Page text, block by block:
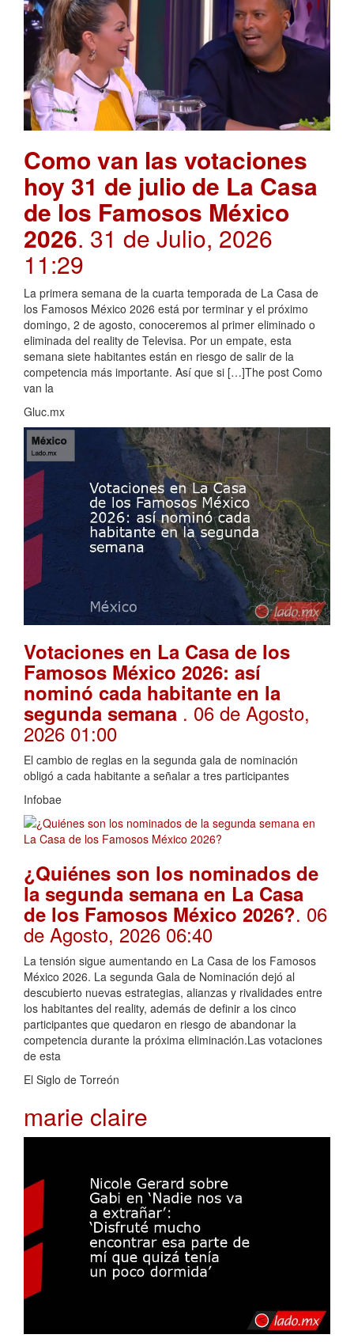
Como van las votaciones
hoy 31 de julio de La Casa
de los Famosos México
2026. 31 de Julio, 2026
11:29
La primera semana de la cuarta temporada de La Casa de
los Famosos México 2026 está por terminar y el próximo
domingo, 2 de agosto, conoceremos al primer eliminado o
eliminada del reality de Televisa. Por un empate, esta
semana siete habitantes están en riesgo de salir de la
competencia más importante. Así que si […]The post Como
van la
Gluc.mx
Votaciones en La Casa de los
Famosos México 2026: así
nominó cada habitante en la
segunda semana . 06 de Agosto,
2026 01:00
El cambio de reglas en la segunda gala de nominación
obligó a cada habitante a señalar a tres participantes
Infobae
¿Quiénes son los nominados de
la segunda semana en La Casa
de los Famosos México 2026?. 06
de Agosto, 2026 06:40
La tensión sigue aumentando en La Casa de los Famosos
México 2026. La segunda Gala de Nominación dejó al
descubierto nuevas estrategias, alianzas y rivalidades entre
los habitantes del reality, además de definir a los cinco
participantes que quedaron en riesgo de abandonar la
competencia durante la próxima eliminación.Las votaciones
de esta
El Siglo de Torreón
marie claire